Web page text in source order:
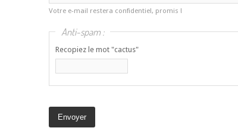
Votre e-mail restera confidentiel, promis !
Anti-spam :
Recopiez le mot "cactus"